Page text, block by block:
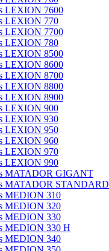
LEXION 7600
LEXION 770
LEXION 7700
LEXION 780
LEXION 8500
LEXION 8600
LEXION 8700
LEXION 8800
LEXION 8900
LEXION 900
LEXION 930
LEXION 950
LEXION 960
LEXION 970
LEXION 990
MATADOR GIGANT
MATADOR STANDARD
MEDION 310
MEDION 320
MEDION 330
MEDION 330 H
MEDION 340